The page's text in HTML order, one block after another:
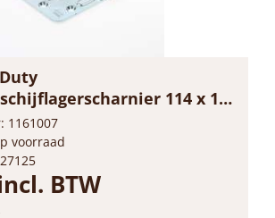
114 x 150
gegalvaniseerd SKG***
1161007
voorraad
BTW